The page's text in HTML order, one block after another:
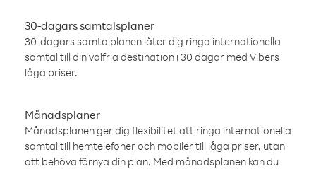
30-dagars samtalsplaner
30-dagars samtalplanen låter dig ringa internationella
samtal till din valfria destination i 30 dagar med Vibers
låga priser.
Månadsplaner
Månadsplanen ger dig flexibilitet att ringa internationella
samtal till hemtelefoner och mobiler till låga priser, utan
att behöva förnya din plan. Med månadsplanen kan du